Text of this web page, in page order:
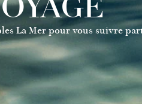
La Mer pour vous suivre